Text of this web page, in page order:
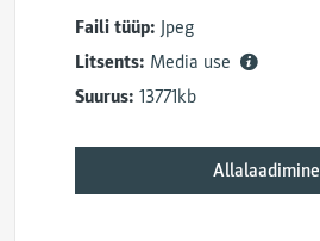
Faili tüüp: Jpeg
Litsents: Media use
Suurus: 13771kb
Allalaadimine